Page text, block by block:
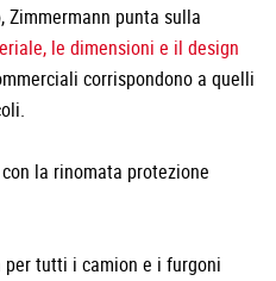
Zimmermann punta sulla
le dimensioni e il design
corrispondono a quelli
la rinomata protezione
tutti i camion e i furgoni